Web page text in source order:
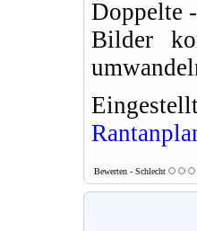
Doppelte
Bilder
Bewerten - Schlecht